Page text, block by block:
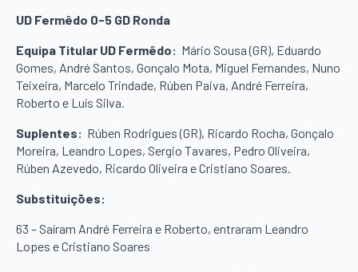
UD Fermêdo 0-5 GD Ronda
Equipa Titular UD Fermêdo: Mário Sousa (GR), Eduardo
Gomes, André Santos, Gonçalo Mota, Miguel Fernandes, Nuno
Teixeira, Marcelo Trindade, Rúben Paiva, André Ferreira,
Roberto e Luís Silva.
Suplentes: Rúben Rodrigues (GR), Ricardo Rocha, Gonçalo
Moreira, Leandro Lopes, Sergio Tavares, Pedro Oliveira,
Rúben Azevedo, Ricardo Oliveira e Cristiano Soares.
Substituições:
63 – Saíram André Ferreira e Roberto, entraram Leandro
Lopes e Cristiano Soares